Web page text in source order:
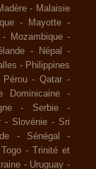
- Malaisie
- Mayotte -
- Mozambique -
- Népal
-
- Philippines
Pérou -Qatar -
Dominicaine
-
- Serbie
-
- Slovénie - Sri
- Sénégal
-
Togo - Trinité et
- Uruguay -